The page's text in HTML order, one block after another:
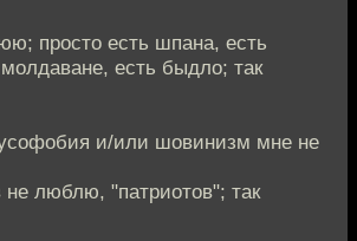
просто есть шпана, есть
есть быдло; так
и/или шовинизм мне не
не люблю, "патриотов"; так